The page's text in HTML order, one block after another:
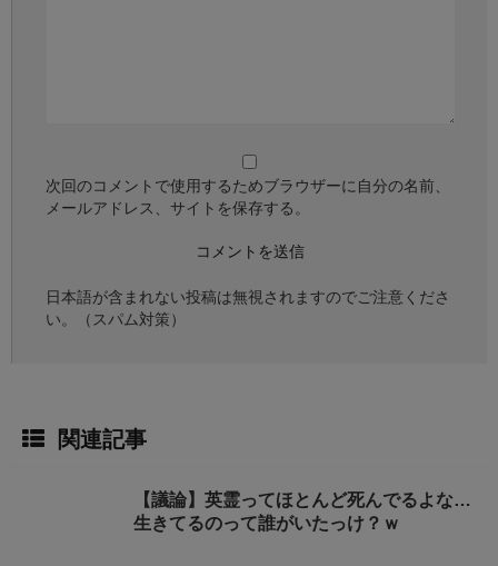
次回のコメントで使用するためブラウザーに自分の名前、
メールアドレス、サイトを保存する。
日本語が含まれない投稿は無視されますのでご注意くださ
い。（スパム対策）
関連記事
【議論】英霊ってほとんど死んでるよな…
生きてるのって誰がいたっけ？ｗ